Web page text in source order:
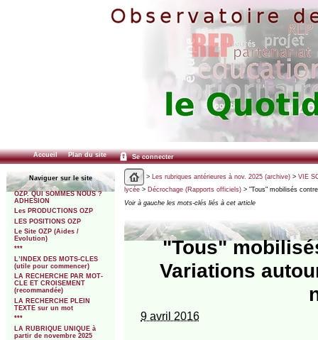
Accueil Plan du site Se connecter
Naviguer sur le site
OZP. QUI SOMMES NOUS ?
ADHESION
Les PRODUCTIONS OZP
LES POSITIONS OZP
Le Site OZP (Aides /
Evolution)
***
L’INDEX DES MOTS-CLES
(utile pour commencer)
LA RECHERCHE PAR MOT-
CLE ET CROISEMENT
(recommandée)
LA RECHERCHE PLEIN
TEXTE sur un mot
***
LA RUBRIQUE UNIQUE à
partir de novembre 2025
> Les rubriques antérieures à nov. 2025 (archive)> VIE
lycée> Décrochage (Rapports officiels)> "Tous" mobilisés
Voir à gauche les mots-clés liés à cet article
"Tous"
Variations
9 avril 2016